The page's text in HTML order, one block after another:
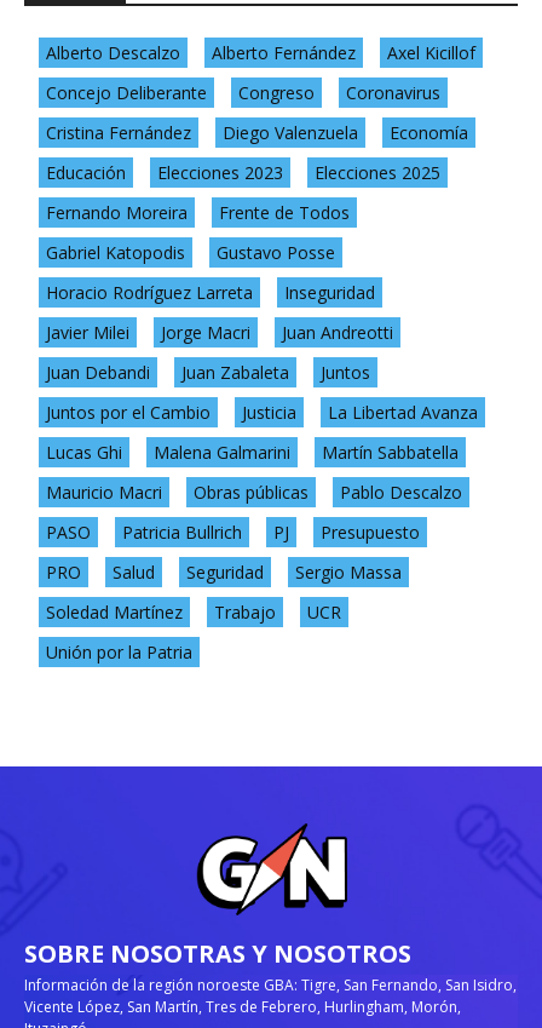
Alberto Descalzo Alberto Fernández
Axel Kicillof
Concejo Deliberante
Congreso
Coronavirus
Cristina Fernández
Diego Valenzuela
Economía
Educación
Elecciones 2023
Elecciones 2025
Fernando Moreira
Frente de Todos
Gabriel Katopodis
Gustavo Posse
Horacio Rodríguez Larreta
Inseguridad
Javier Milei
Jorge Macri
Juan Andreotti
Juan Debandi
Juan Zabaleta
Juntos
Juntos por el Cambio
Justicia
La Libertad Avanza
Lucas Ghi
Malena Galmarini
Martín Sabbatella
Mauricio Macri
Obras públicas
Pablo Descalzo
PASO
Patricia Bullrich PJ
Presupuesto
PRO
Salud Seguridad
Sergio Massa
Soledad Martínez
Trabajo
UCR
Unión por la Patria
SOBRE NOSOTRAS Y NOSOTROS
Información de la región noroeste GBA: Tigre, San Fernando, San Isidro,
Vicente López, San Martín, Tres de Febrero, Hurlingham, Morón,